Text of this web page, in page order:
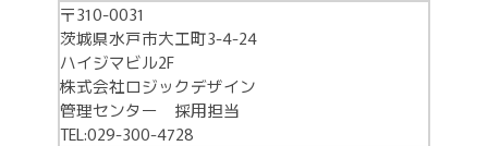
〒310-0031
茨城県水戸市大工町3-4-24
ハイジマビル2F
株式会社ロジックデザイン
管理センター 採用担当
TEL:029-300-4728